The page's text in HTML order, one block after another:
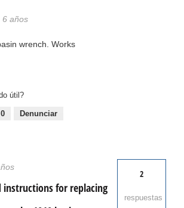
6 años
wrench. Works
útil?
0 Denunciar
instructions for replacing
2
respuestas